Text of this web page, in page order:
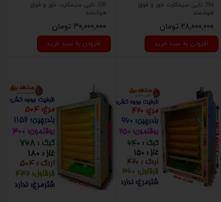
294 تایی سیمکارت خور و فوق
هوشمند
۲۸,۰۰۰,۰۰۰ تومان
افزودن به سبد خرید
336 تایی سیمکارت خور و فوق
هوشمند
۳۰,۰۰۰,۰۰۰ تومان
افزودن به سبد خرید